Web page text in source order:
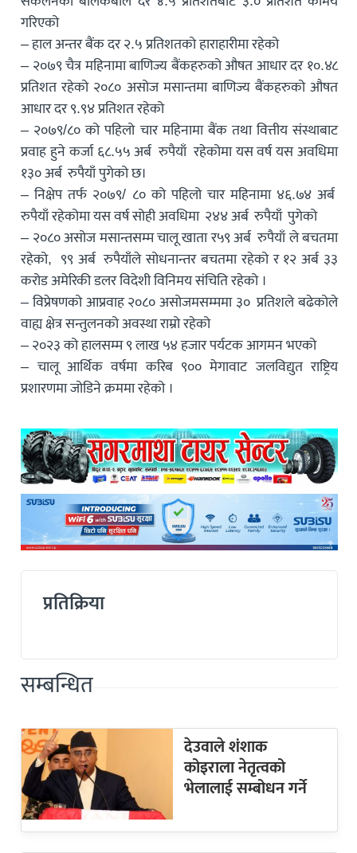
गरिएको
– हाल अन्तर बैंक दर २.५ प्रतिशतको हाराहारीमा रहेको
– २०७९ चैत्र महिनामा बाणिज्य बैंकहरुको औषत आधार दर १०.४८
प्रतिशत रहेको २०८० असोज मसान्तमा बाणिज्य बैंकहरुको औषत
आधार दर ९.९४ प्रतिशत रहेको
– २०७९/८० को पहिलो चार महिनामा बैंक तथा वित्तीय संस्थाबाट
प्रवाह हुने कर्जा ६८.५५ अर्ब रुपैयाँ रहेकोमा यस वर्ष यस अवधिमा
१३० अर्ब रुपैयाँ पुगेको छ।
– निक्षेप तर्फ २०७९/ ८० को पहिलो चार महिनामा ४६.७४ अर्ब
रुपैयाँ रहेकोमा यस वर्ष सोही अवधिमा २४४ अर्ब रुपैयाँ पुगेको
– २०८० असोज मसान्तसम्म चालू खाता र५९ अर्ब रुपैयाँ ले बचतमा
रहेको, ९९ अर्ब रुपैयाँले सोधनान्तर बचतमा रहेको र १२ अर्ब ३३
करोड अमेरिकी डलर विदेशी विनिमय संचिति रहेको ।
– विप्रेषणको आप्रवाह २०८० असोजमसम्ममा ३० प्रतिशले बढेकोले
वाह्य क्षेत्र सन्तुलनको अवस्था राम्रो रहेको
– २०२३ को हालसम्म ९ लाख ५४ हजार पर्यटक आगमन भएको
– चालू आर्थिक वर्षमा करिब ९०० मेगावाट जलविद्युत राष्ट्रिय
प्रशारणमा जोडिने क्रममा रहेको ।
प्रतिक्रिया
सम्बन्धित
देउवाले शंशाक
कोइराला नेतृत्वको
भेलालाई सम्बोधन गर्ने